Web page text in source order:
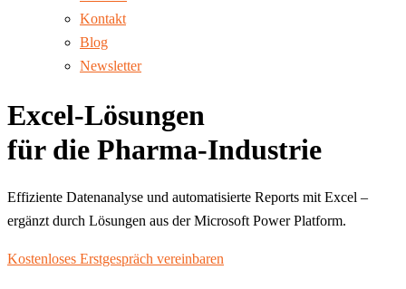
Kontakt
Blog
Newsletter
Excel-Lösungen
für die Pharma-Industrie
Effiziente Datenanalyse und automatisierte Reports mit Excel –
ergänzt durch Lösungen aus der Microsoft Power Platform.
Kostenloses Erstgespräch vereinbaren